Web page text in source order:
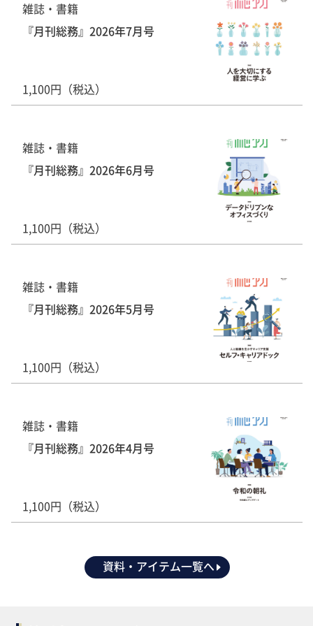
雑誌・書籍
『月刊総務』2026年7月号
1,100円（税込）
雑誌・書籍
『月刊総務』2026年6月号
1,100円（税込）
雑誌・書籍
『月刊総務』2026年5月号
1,100円（税込）
雑誌・書籍
『月刊総務』2026年4月号
1,100円（税込）
資料・アイテム一覧へ